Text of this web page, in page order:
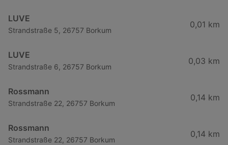
LUVE
Strandstraße 5, 26757 Borkum
0,01 km
LUVE
Strandstraße 6, 26757 Borkum
0,03 km
Rossmann
Strandstraße 22, 26757 Borkum
0,14 km
Rossmann
Strandstraße 22, 26757 Borkum
0,14 km